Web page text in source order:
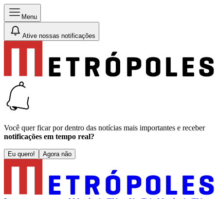
Menu
Ative nossas notificações
Você quer ficar por dentro das notícias mais importantes e receber
notificações em tempo real?
Eu quero! Agora não